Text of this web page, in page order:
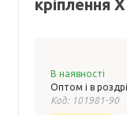
кріплення
В наявності
Оптом і в
Код: 101981-90